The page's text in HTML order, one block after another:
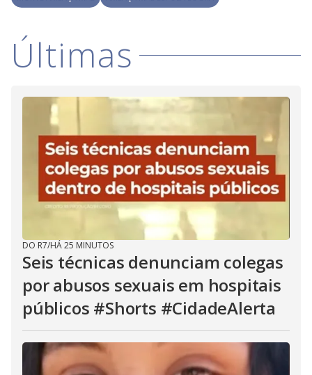
e
o
Últimas
DO R7/HÁ 25 MINUTOS
Seis técnicas denunciam colegas
por abusos sexuais em hospitais
públicos #Shorts #CidadeAlerta